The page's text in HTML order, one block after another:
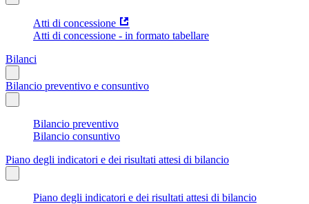
Atti di concessione
Atti di concessione - in formato tabellare
Bilanci
Bilancio preventivo e consuntivo
Bilancio preventivo
Bilancio consuntivo
Piano degli indicatori e dei risultati attesi di bilancio
Piano degli indicatori e dei risultati attesi di bilancio